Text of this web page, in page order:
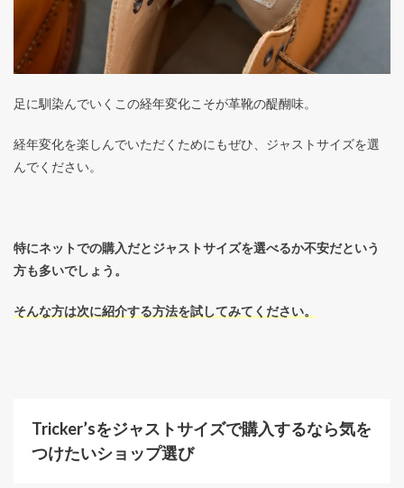
足に馴染んでいくこの経年変化こそが革靴の醍醐味。
経年変化を楽しんでいただくためにもぜひ、ジャストサイズを選
んでください。
特にネットでの購入だとジャストサイズを選べるか不安だという
方も多いでしょう。
そんな方は次に紹介する方法を試してみてください。
Tricker’sをジャストサイズで購入するなら気を
つけたいショップ選び